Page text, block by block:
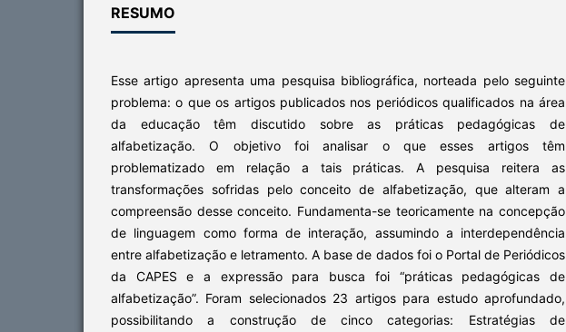
RESUMO
Esse artigo apresenta uma pesquisa bibliográfica, norteada pelo seguinte
problema: o que os artigos publicados nos periódicos qualificados na área
da educação têm discutido sobre as práticas pedagógicas de
alfabetização. O objetivo foi analisar o que esses artigos têm
problematizado em relação a tais práticas. A pesquisa reitera as
transformações sofridas pelo conceito de alfabetização, que alteram a
compreensão desse conceito. Fundamenta-se teoricamente na concepção
de linguagem como forma de interação, assumindo a interdependência
entre alfabetização e letramento. A base de dados foi o Portal de Periódicos
da CAPES e a expressão para busca foi “práticas pedagógicas de
alfabetização”. Foram selecionados 23 artigos para estudo aprofundado,
possibilitando a construção de cinco categorias: Estratégias de